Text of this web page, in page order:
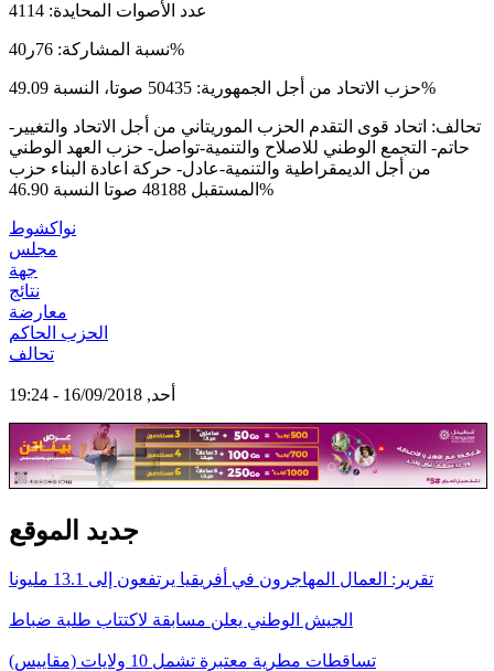
عدد الأصوات المحايدة: 4114
نسبة المشاركة: 76ر40%
حزب الاتحاد من أجل الجمهورية: 50435 صوتا، النسبة 49.09%
تحالف: اتحاد قوى التقدم الحزب الموريتاني من أجل الاتحاد والتغيير-
حاتم- التجمع الوطني للاصلاح والتنمية-تواصل- حزب العهد الوطني
من أجل الديمقراطية والتنمية-عادل- حركة اعادة البناء حزب
المستقبل 48188 صوتا النسبة 46.90%
نواكشوط
مجلس
جهة
نتائج
معارضة
الحزب الحاكم
تحالف
أحد, 16/09/2018 - 19:24
جديد الموقع
تقرير: العمال المهاجرون في أفريقيا يرتفعون إلى 13.1 مليونا
الجيش الوطني يعلن مسابقة لاكتتاب طلبة ضباط
تساقطات مطرية معتبرة تشمل 10 ولايات (مقاييس)